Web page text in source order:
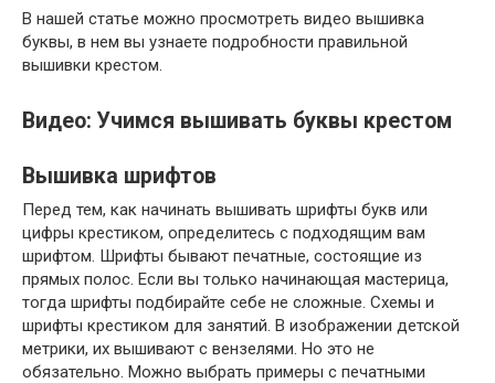
В нашей статье можно просмотреть видео вышивка
буквы, в нем вы узнаете подробности правильной
вышивки крестом.
Видео: Учимся вышивать буквы крестом
Вышивка шрифтов
Перед тем, как начинать вышивать шрифты букв или
цифры крестиком, определитесь с подходящим вам
шрифтом. Шрифты бывают печатные, состоящие из
прямых полос. Если вы только начинающая мастерица,
тогда шрифты подбирайте себе не сложные. Схемы и
шрифты крестиком для занятий. В изображении детской
метрики, их вышивают с вензелями. Но это не
обязательно. Можно выбрать примеры с печатными